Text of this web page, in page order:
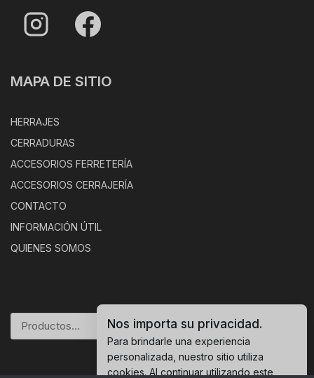
MAPA DE SITIO
HERRAJES
CERRADURAS
ACCESORIOS FERRETERÍA
ACCESORIOS CERRAJERÍA
CONTACTO
INFORMACIÓN ÚTIL
QUIENES SOMOS
BUSCAR
Nos importa su privacidad.
Para brindarle una experiencia
personalizada, nuestro sitio utiliza
cookies. Al continuar utilizando este